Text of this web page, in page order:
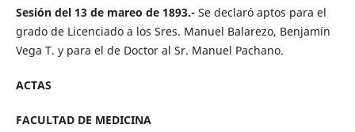
Sesión del 13 de mareo de 1893.- Se declaró aptos para el
grado de Licenciado a los Sres. Manuel Balarezo, Benjamín
Vega T. y para el de Doctor al Sr. Manuel Pachano.
ACTAS
FACULTAD DE MEDICINA